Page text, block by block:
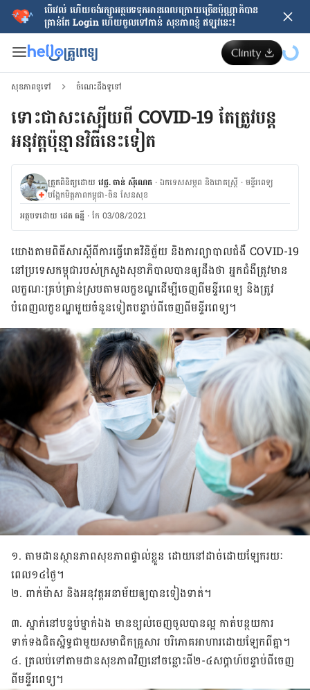
បើរវល់ ហើយចង់​រក្សាអត្ថបទទុកអានពេលក្រោយ​ច្រើនប៉ុណ្ណាក៏បាន
គ្រាន់តែ​ Login ហើយចូលទៅកាន់ សុខភាពខ្ញុំ ឥឡូវនេះ!
សុខភាពទូទៅ ចំណេះដឹងទូទៅ
ទោះជាសះស្បើយពី COVID-19 តែត្រូវបន្ត
អនុវត្តប៉ុន្មានវិធីនេះទៀត
ត្រួតពិនិត្យដោយ វេជ្ជ. ចាន់ ស៊ីណេត ·ឯកទេសសម្ភព និងរោគស្ត្រី ·ម​ន្ទីរពេទ្យ
បង្អែកមិត្តភាពកម្ពុជា-ចិន សែនសុខ
អត្ថបទ​ដោយ ដេត ធន្នី ·កែ 03/08/2021
យោង​តាម​ពិធីសារ​ស្តី​ពី​ការ​ធ្វើ​រោគវិនិច្ឆ័យ និង​ការ​ព្យាបាល​ជំងឺ COVID-19
នៅ​ប្រទេស​កម្ពុជា​របស់​ក្រសួង​សុខាភិបាល​បាន​ឲ្យ​ដឹង​ថា អ្នក​ជំងឺ​ត្រូវ​មាន​
លក្ខណៈ​គ្រប់​គ្រាន់​ស្របតាម​លក្ខខណ្ឌ​ដើម្បី​ចេញ​ពី​មន្ទីរពេទ្យ​ និង​ត្រូវ
បំពេញ​លក្ខខណ្ឌ​មួយ​ចំនួន​ទៀត​បន្ទាប់​ពី​ចេញ​ពី​មន្ទីរពេទ្យ។
១. តាម​ដាន​ស្ថាន​ភាព​សុខភាព​ផ្ទាល់​ខ្លួន​ ដោយ​នៅ​ដាច់​ដោយ​ឡែក​រយៈ​
ពេល​១៤​ថ្ងៃ។
២. ពាក់​ម៉ាស និង​អនុវត្ត​អនាម័យ​​ឲ្យ​បាន​ទៀង​ទាត់។
៣. ស្នាក់​នៅ​បន្ទប់​ម្នាក់​ឯង មាន​ខ្យល់​ចេញ​ចូល​បាន​ល្អ កាត់​បន្ថយ​ការ​
ទាក់ទង​ជិត​ស្និទ្ធ​ជាមួយ​សមាជិក​គ្រួសារ បរិភោគ​អាហារ​ដោយ​ឡែក​ពី​គ្នា។
៤. ត្រលប់​ទៅ​តាមដាន​សុខភាព​វិញ​នៅ​ចន្លោះ​ពី​២-៤​សប្តាហ៍​បន្ទាប់​ពី​ចេញ​
ពី​មន្ទីរពេទ្យ។